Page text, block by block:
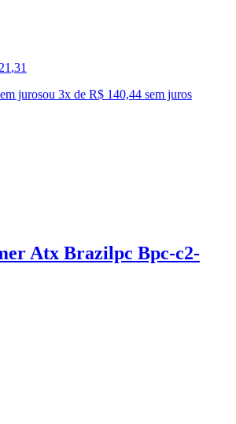
,31
jurosou 3x de R$ 140,44 sem juros
Atx Brazilpc Bpc-c2-